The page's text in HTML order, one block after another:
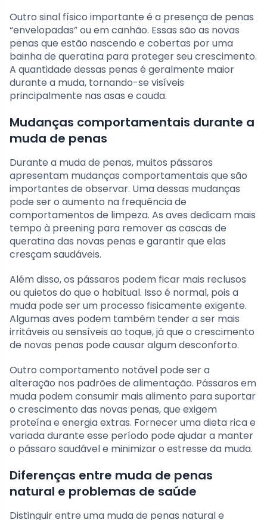
Outro sinal físico importante é a presença de penas
“envelopadas” ou em canhão. Essas são as novas
penas que estão nascendo e cobertas por uma
bainha de queratina para proteger seu crescimento.
A quantidade dessas penas é geralmente maior
durante a muda, tornando-se visíveis
principalmente nas asas e cauda.
Mudanças comportamentais durante a
muda de penas
Durante a muda de penas, muitos pássaros
apresentam mudanças comportamentais que são
importantes de observar. Uma dessas mudanças
pode ser o aumento na frequência de
comportamentos de limpeza. As aves dedicam mais
tempo à preening para remover as cascas de
queratina das novas penas e garantir que elas
cresçam saudáveis.
Além disso, os pássaros podem ficar mais reclusos
ou quietos do que o habitual. Isso é normal, pois a
muda pode ser um processo fisicamente exigente.
Algumas aves podem também tender a ser mais
irritáveis ou sensíveis ao toque, já que o crescimento
de novas penas pode causar algum desconforto.
Outro comportamento notável pode ser a
alteração nos padrões de alimentação. Pássaros em
muda podem consumir mais alimento para suportar
o crescimento das novas penas, que exigem
proteína e energia extras. Fornecer uma dieta rica e
variada durante esse período pode ajudar a manter
o pássaro saudável e minimizar o estresse da muda.
Diferenças entre muda de penas
natural e problemas de saúde
Distinguir entre uma muda de penas natural e